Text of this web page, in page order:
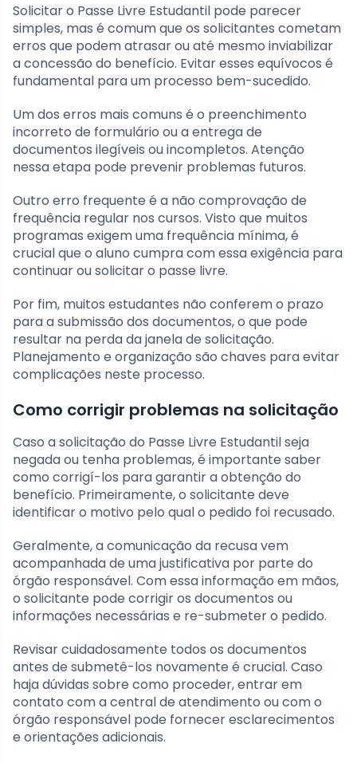
Solicitar o Passe Livre Estudantil pode parecer
simples, mas é comum que os solicitantes cometam
erros que podem atrasar ou até mesmo inviabilizar
a concessão do benefício. Evitar esses equívocos é
fundamental para um processo bem-sucedido.
Um dos erros mais comuns é o preenchimento
incorreto de formulário ou a entrega de
documentos ilegíveis ou incompletos. Atenção
nessa etapa pode prevenir problemas futuros.
Outro erro frequente é a não comprovação de
frequência regular nos cursos. Visto que muitos
programas exigem uma frequência mínima, é
crucial que o aluno cumpra com essa exigência para
continuar ou solicitar o passe livre.
Por fim, muitos estudantes não conferem o prazo
para a submissão dos documentos, o que pode
resultar na perda da janela de solicitação.
Planejamento e organização são chaves para evitar
complicações neste processo.
Como corrigir problemas na solicitação
Caso a solicitação do Passe Livre Estudantil seja
negada ou tenha problemas, é importante saber
como corrigí-los para garantir a obtenção do
benefício. Primeiramente, o solicitante deve
identificar o motivo pelo qual o pedido foi recusado.
Geralmente, a comunicação da recusa vem
acompanhada de uma justificativa por parte do
órgão responsável. Com essa informação em mãos,
o solicitante pode corrigir os documentos ou
informações necessárias e re-submeter o pedido.
Revisar cuidadosamente todos os documentos
antes de submetê-los novamente é crucial. Caso
haja dúvidas sobre como proceder, entrar em
contato com a central de atendimento ou com o
órgão responsável pode fornecer esclarecimentos
e orientações adicionais.